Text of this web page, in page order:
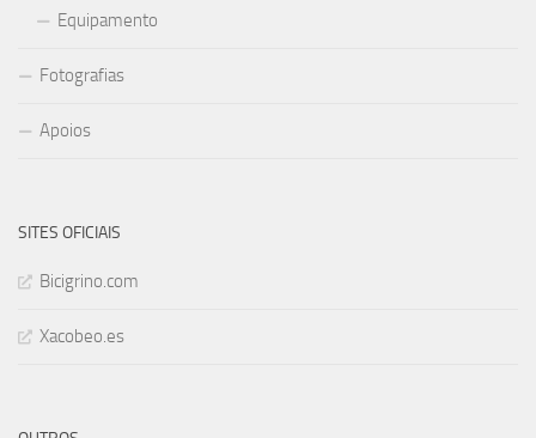
Equipamento
Fotografias
Apoios
SITES OFICIAIS
Bicigrino.com
Xacobeo.es